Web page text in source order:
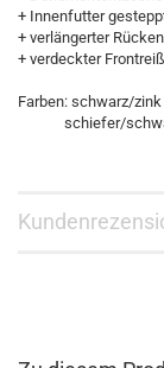
+ Innenfutter
+ verlängerter Rücken
+ verdeckter
Farben: schwarz/
schiefer/